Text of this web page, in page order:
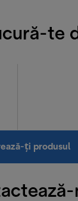
te
ți produsul